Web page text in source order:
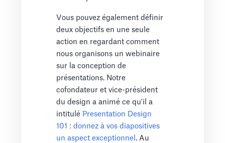
Vous pouvez également définir
deux objectifs en une seule
action en regardant comment
nous organisons un webinaire
sur la conception de
présentations. Notre
cofondateur et vice-président
du design a animé ce qu'il a
intitulé Presentation Design
101 : donnez à vos diapositives
un aspect exceptionnel. Au